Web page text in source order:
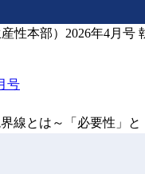
性本部）2026年4月号
号
線とは～「必要性」